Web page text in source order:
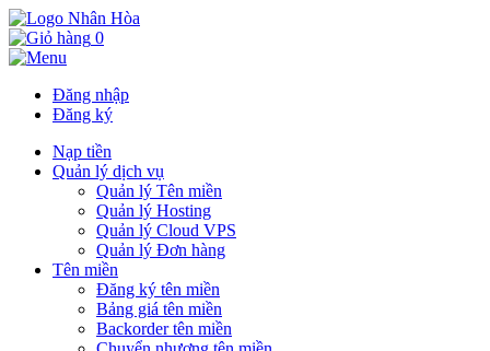
0
Đăng nhập
Đăng ký
Nạp tiền
Quản lý dịch vụ
Quản lý Tên miền
Quản lý Hosting
Quản lý Cloud VPS
Quản lý Đơn hàng
Tên miền
Đăng ký tên miền
Bảng giá tên miền
Backorder tên miền